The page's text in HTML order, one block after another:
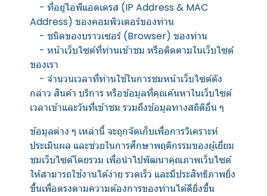
- ที่อยู่ไอพีแอดเดรส (IP Address & MAC
Address) ของคอมพิวเตอร์ของท่าน
- ชนิดของบราวเซอร์ (Browser) ของท่าน
- หน้าเว็บไซต์ที่ท่านเข้าชม หรือติดตามในเว็บไซต์
ของเรา
- จำนวนเวลาที่ท่านใช้ในการชมหน้าเว็บไซต์ดัง
กล่าว สินค้า บริการ หรือข้อมูลที่คุณค้นหาในเว็บไซต์
เวลาเข้าและวันที่เข้าชม รวมถึงข้อมูลทางสถิติอื่น ๆ
ข้อมูลต่าง ๆ เหล่านี้ จะถูกจัดเก็บเพื่อการวิเคราะห์
ประเมินผล และช่วยในการศึกษาพฤติกรรมของผู้เยี่ยม
ชมเว็บไซต์โดยรวม เพื่อนำไปพัฒนาคุณภาพเว็บไซต์
ให้สามารถใช้งานได้ง่าย รวดเร็ว และมีประสิทธิภาพยิ่ง
ขึ้นเพื่อตรงตามความต้องการของท่านได้ดียิ่งขึ้น